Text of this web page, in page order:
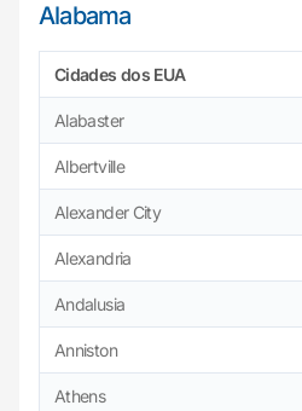
Alabama
Cidades dos EUA
Alabaster
Albertville
Alexander City
Alexandria
Andalusia
Anniston
Athens